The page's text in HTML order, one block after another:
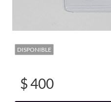
DISPONIBLE
$ 400